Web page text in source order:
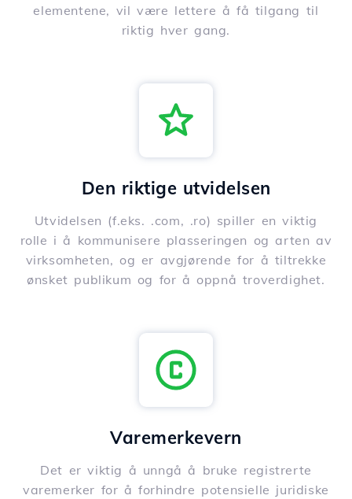
elementene, vil være lettere å få tilgang til
riktig hver gang.
Den riktige utvidelsen
Utvidelsen (f.eks. .com, .ro) spiller en viktig
rolle i å kommunisere plasseringen og arten av
virksomheten, og er avgjørende for å tiltrekke
ønsket publikum og for å oppnå troverdighet.
Varemerkevern
Det er viktig å unngå å bruke registrerte
varemerker for å forhindre potensielle juridiske